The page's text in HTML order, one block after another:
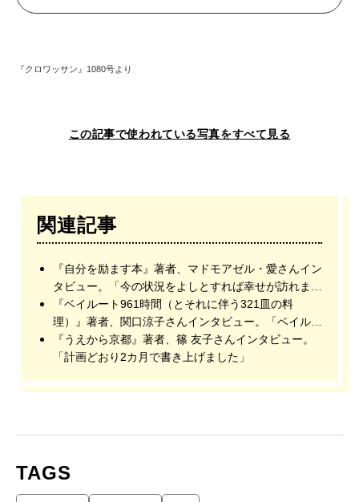
『クロワッサン』1080号より
この記事で使われている写真をすべて見る
関連記事
『自分を励ます本』著者、マドモアゼル・愛さんイン
タビュー。「今の状況をよしとすれば幸せが訪れま
す」
『ベイルート961時間（とそれに伴う321皿の料
理）』著者、関口涼子さんインタビュー。「ベイルー
トという街を描いた〝料理本〟です」
『うえから京都』著者、篠 友子さんインタビュー。
「計画どおり2カ月で書き上げました」
TAGS